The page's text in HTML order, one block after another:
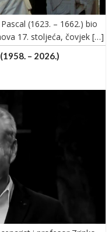
(1623. – 1662.) bio
17. stoljeća, čovjek […]
– 2026.)